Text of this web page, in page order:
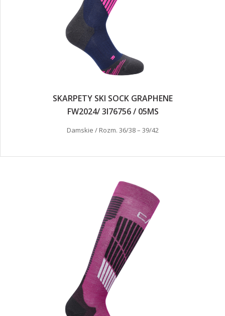
SKARPETY SKI SOCK GRAPHENE
FW2024/ 3I76756 / 05MS
Damskie / Rozm. 36/38 – 39/42